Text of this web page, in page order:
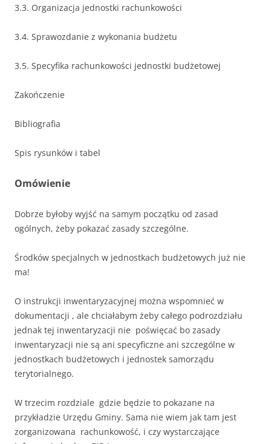
3.3. Organizacja jednostki rachunkowości
3.4. Sprawozdanie z wykonania budżetu
3.5. Specyfika rachunkowości jednostki budżetowej
Zakończenie
Bibliografia
Spis rysunków i tabel
Omówienie
Dobrze byłoby wyjść na samym początku od zasad
ogólnych, żeby pokazać zasady szczególne.
Środków specjalnych w jednostkach budżetowych już nie
ma!
O instrukcji inwentaryzacyjnej można wspomnieć w
dokumentacji , ale chciałabym żeby całego podrozdziału
jednak tej inwentaryzacji nie poświęcać bo zasady
inwentaryzacji nie są ani specyficzne ani szczególne w
jednostkach budżetowych i jednostek samorządu
terytorialnego.
W trzecim rozdziale gdzie będzie to pokazane na
przykładzie Urzędu Gminy. Sama nie wiem jak tam jest
zorganizowana rachunkowość, i czy wystarczające